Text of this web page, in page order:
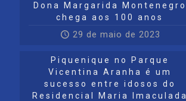
Dona Margarida Montenegro
chega aos 100 anos
29 de maio de 2023
Piquenique no Parque
Vicentina Aranha é um
sucesso entre idosos do
Residencial Maria Imaculada